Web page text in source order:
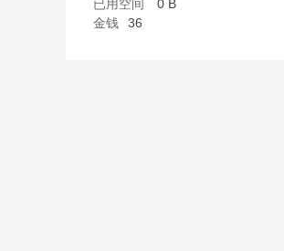
已用空间
0 B
金钱
36